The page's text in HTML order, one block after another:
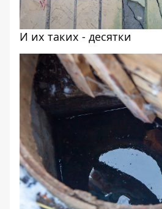
И их таких - десятки